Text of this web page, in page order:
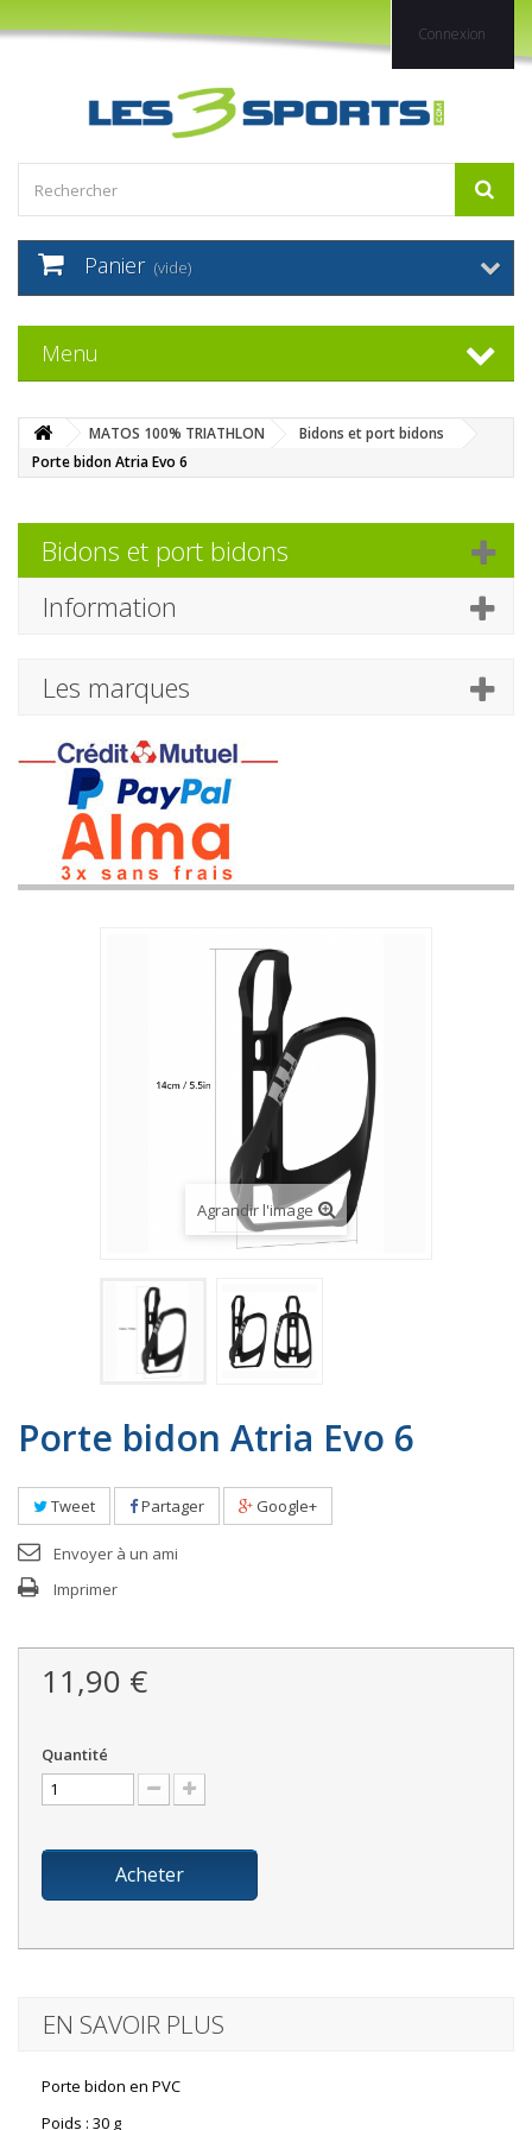
Connexion
Panier (vide)
Menu
MATOS 100% TRIATHLON
Bidons et port bidons
Porte bidon Atria Evo 6
Bidons et port bidons
Information
Les marques
Agrandir l'image
Porte bidon Atria Evo 6
Tweet Partager Google+
Envoyer à un ami
Imprimer
11,90 €
Quantité
Acheter
EN SAVOIR PLUS
Porte bidon en PVC
Poids : 30 g